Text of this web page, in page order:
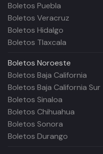
Boletos Puebla
Boletos Veracruz
Boletos Hidalgo
Boletos Tlaxcala
Boletos Noroeste
Boletos Baja California
Boletos Baja California Sur
Boletos Sinaloa
Boletos Chihuahua
Boletos Sonora
Boletos Durango